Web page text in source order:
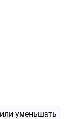
уменьшать